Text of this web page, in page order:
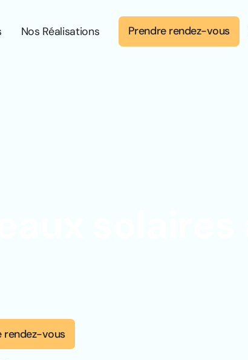
Nos Réalisations Prendre rendez-vous
rendez-vous